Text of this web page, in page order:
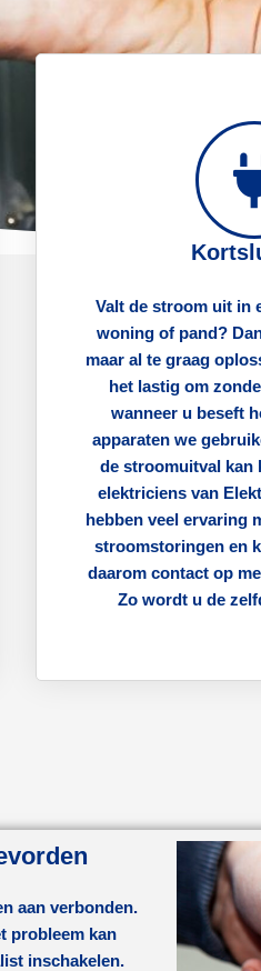
Valt de stroom uit in
woning of pand?
maar al te graag
het lastig om
wanneer u beseft
apparaten we
de stroomuitval kan
elektriciens van
hebben veel ervaring
stroomstoringen en
daarom contact op
Zo wordt u de
aan verbonden.
probleem kan
inschakelen.